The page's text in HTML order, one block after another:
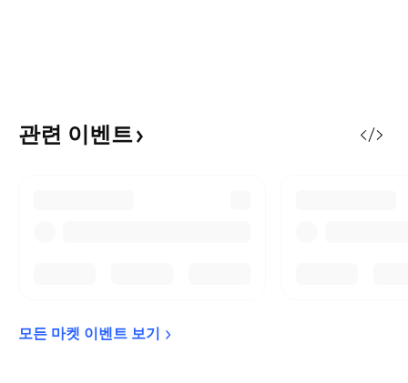
관련 이벤트
모든 마켓 이벤트 보기